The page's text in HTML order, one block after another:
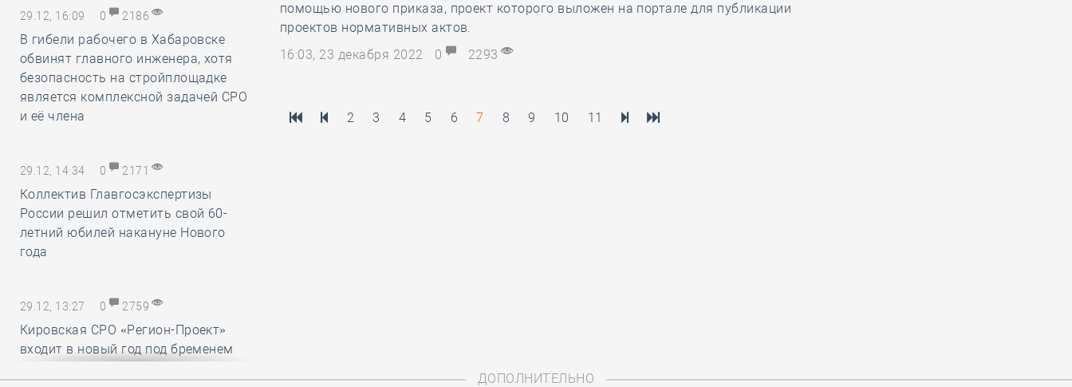
29.12, 16:09 0 2186
В гибели рабочего в Хабаровске
обвинят главного инженера, хотя
безопасность на стройплощадке
является комплексной задачей СРО
и её члена
29.12, 14:34 0 2171
Коллектив Главгосэкспертизы
России решил отметить свой 60-
летний юбилей накануне Нового
года
29.12, 13:27 0 2759
Кировская СРО «Регион-Проект»
входит в новый год под бременем
помощью нового приказа, проект которого выложен на портале для публикации
проектов нормативных актов.
16:03, 23 декабря 2022
0 2293
2 3 4 5 6 7 8 9 10 11
ДОПОЛНИТЕЛЬНО